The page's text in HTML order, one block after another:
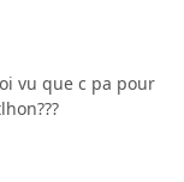
vu que c pa pour